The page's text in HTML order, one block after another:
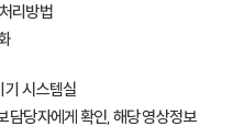
리방법
기 시스템실
담당자에게 확인, 해당 영상정보